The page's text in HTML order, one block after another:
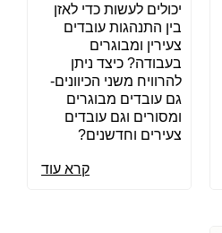
יכולים לעשות כדי לאזן
בין התנהגות עובדים
צעירין ומבוגרים
בעבודה? כיצד ניתן
להרוויח משני הכיוונים-
גם עובדים מבוגרים
ומסורים וגם עובדים
צעירים וחדשנים?
קרא עוד